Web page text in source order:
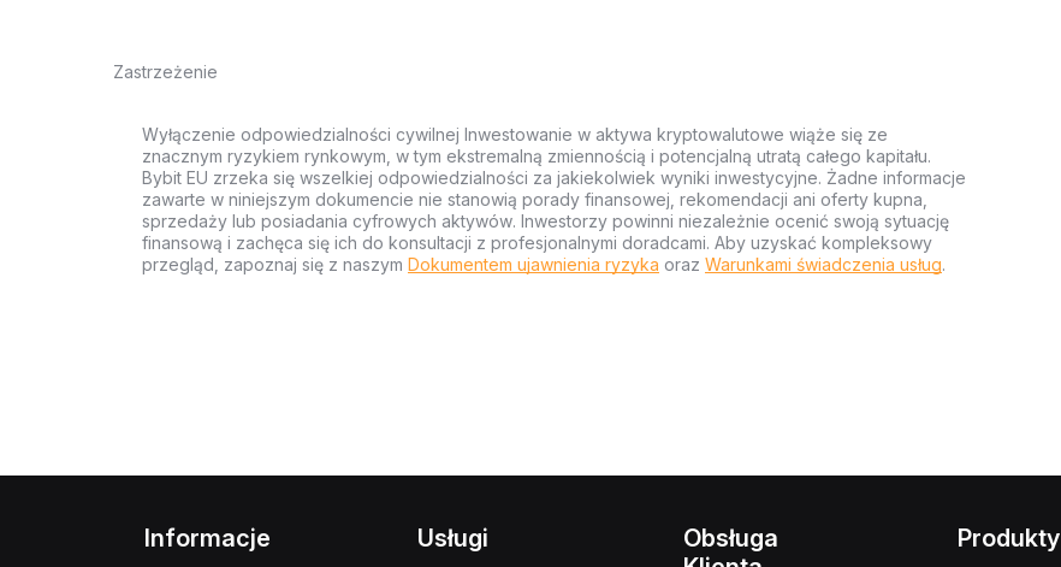
Zastrzeżenie
Wyłączenie odpowiedzialności cywilnej Inwestowanie w aktywa kryptowalutowe wiąże się ze
znacznym ryzykiem rynkowym, w tym ekstremalną zmiennością i potencjalną utratą całego kapitału.
Bybit EU zrzeka się wszelkiej odpowiedzialności za jakiekolwiek wyniki inwestycyjne. Żadne informacje
zawarte w niniejszym dokumencie nie stanowią porady finansowej, rekomendacji ani oferty kupna,
sprzedaży lub posiadania cyfrowych aktywów. Inwestorzy powinni niezależnie ocenić swoją sytuację
finansową i zachęca się ich do konsultacji z profesjonalnymi doradcami. Aby uzyskać kompleksowy
przegląd, zapoznaj się z naszym Dokumentem ujawnienia ryzyka oraz Warunkami świadczenia usług.
Informacje Usługi
Obsługa
Produkty